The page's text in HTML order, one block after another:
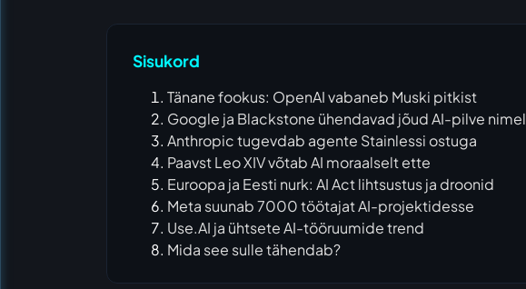
Sisukord
Tänane fookus: OpenAI vabaneb Muski pitkist
Google ja Blackstone ühendavad jõud AI-pilve nimel
Anthropic tugevdab agente Stainlessi ostuga
Paavst Leo XIV võtab AI moraalselt ette
Euroopa ja Eesti nurk: AI Act lihtsustus ja droonid
Meta suunab 7000 töötajat AI-projektidesse
Use.AI ja ühtsete AI-tööruumide trend
Mida see sulle tähendab?